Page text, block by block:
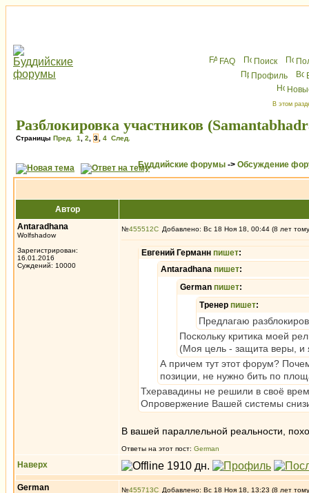
FAQ Поиск
Профиль
В этом
Разблокировка участников
Страницы Пред. 1 2 3 4 След.
Буддийские форумы -> Обсуждение
Автор
Antaradhana
Wolfshadow
Зарегистрирован:
16.01.2016
Суждений: 10000
№455512 Добавлено: Вс 18 Ноя 18, 00:44 (8 лет
Евгений Германн пишет:
Antaradhana пишет:
German пишет:
Тренер пишет:
Предлагаю
Поскольку критика моей
(Моя цель - защита веры, и
А причем тут этот форум?
позиции, не нужно бить по
Тхеравадины не решили в своё
Опровержение Вашей системы
В вашей параллельной реальности,
Ответы на этот пост: German
Наверх
German №455713 Добавлено: Вс 18 Ноя 18, 13:23 (8 лет